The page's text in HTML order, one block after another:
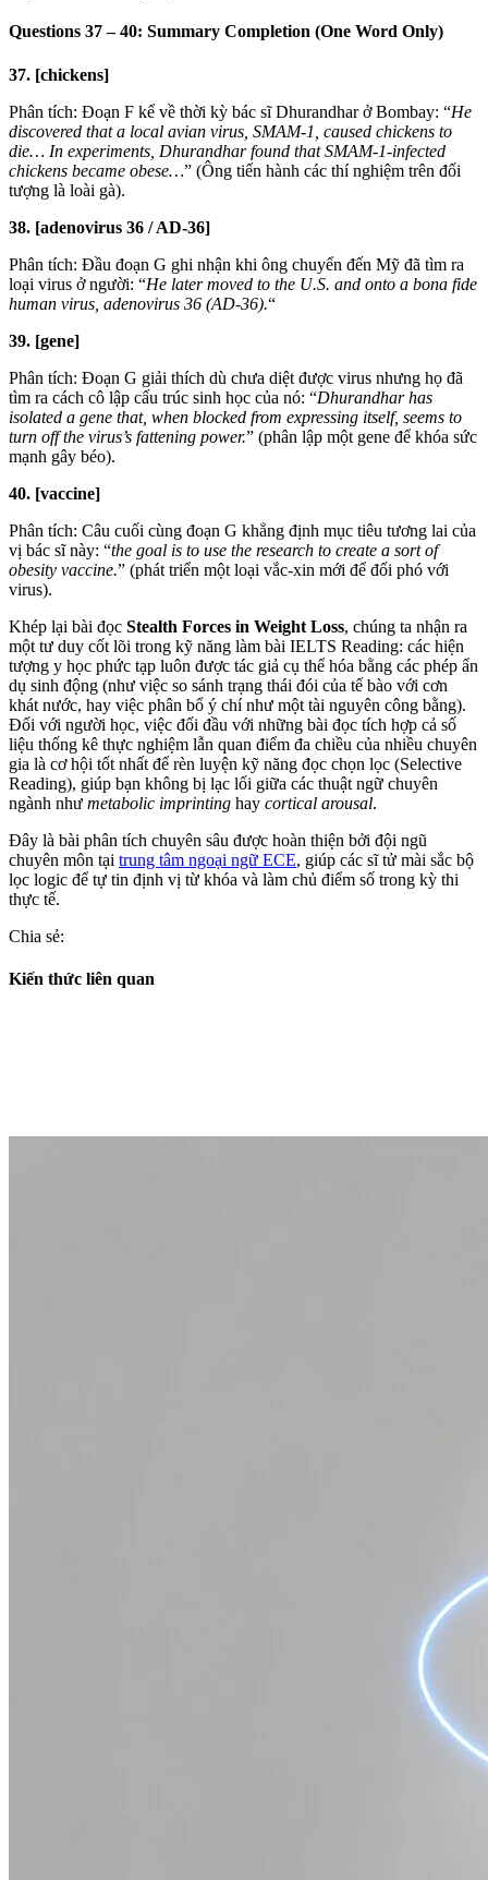
Questions 37 – 40: Summary Completion (One Word Only)
37. [chickens]
Phân tích: Đoạn F kể về thời kỳ bác sĩ Dhurandhar ở Bombay: “He
discovered that a local avian virus, SMAM-1, caused chickens to
die… In experiments, Dhurandhar found that SMAM-1-infected
chickens became obese…” (Ông tiến hành các thí nghiệm trên đối
tượng là loài gà).
38. [adenovirus 36 / AD-36]
Phân tích: Đầu đoạn G ghi nhận khi ông chuyển đến Mỹ đã tìm ra
loại virus ở người: “He later moved to the U.S. and onto a bona fide
human virus, adenovirus 36 (AD-36).“
39. [gene]
Phân tích: Đoạn G giải thích dù chưa diệt được virus nhưng họ đã
tìm ra cách cô lập cấu trúc sinh học của nó: “Dhurandhar has
isolated a gene that, when blocked from expressing itself, seems to
turn off the virus’s fattening power.” (phân lập một gene để khóa sức
mạnh gây béo).
40. [vaccine]
Phân tích: Câu cuối cùng đoạn G khẳng định mục tiêu tương lai của
vị bác sĩ này: “the goal is to use the research to create a sort of
obesity vaccine.” (phát triển một loại vắc-xin mới để đối phó với
virus).
Khép lại bài đọc Stealth Forces in Weight Loss, chúng ta nhận ra
một tư duy cốt lõi trong kỹ năng làm bài IELTS Reading: các hiện
tượng y học phức tạp luôn được tác giả cụ thể hóa bằng các phép ẩn
dụ sinh động (như việc so sánh trạng thái đói của tế bào với cơn
khát nước, hay việc phân bổ ý chí như một tài nguyên công bằng).
Đối với người học, việc đối đầu với những bài đọc tích hợp cả số
liệu thống kê thực nghiệm lẫn quan điểm đa chiều của nhiều chuyên
gia là cơ hội tốt nhất để rèn luyện kỹ năng đọc chọn lọc (Selective
Reading), giúp bạn không bị lạc lối giữa các thuật ngữ chuyên
ngành như metabolic imprinting hay cortical arousal.
Đây là bài phân tích chuyên sâu được hoàn thiện bởi đội ngũ
chuyên môn tại trung tâm ngoại ngữ ECE, giúp các sĩ tử mài sắc bộ
lọc logic để tự tin định vị từ khóa và làm chủ điểm số trong kỳ thi
thực tế.
Chia sẻ:
Kiến thức liên quan